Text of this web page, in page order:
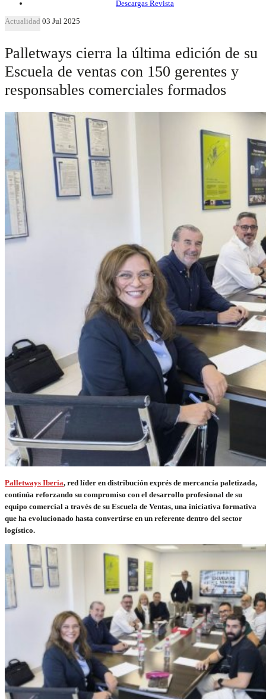
Descargas Revista
Actualidad 03 Jul 2025
Palletways cierra la última edición de su
Escuela de ventas con 150 gerentes y
responsables comerciales formados
Palletways Iberia, red líder en distribución exprés de mercancía paletizada,
continúa reforzando su compromiso con el desarrollo profesional de su
equipo comercial a través de su Escuela de Ventas, una iniciativa formativa
que ha evolucionado hasta convertirse en un referente dentro del sector
logístico.